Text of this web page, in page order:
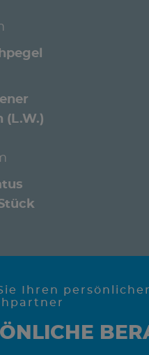
(L.W.)
Ihren